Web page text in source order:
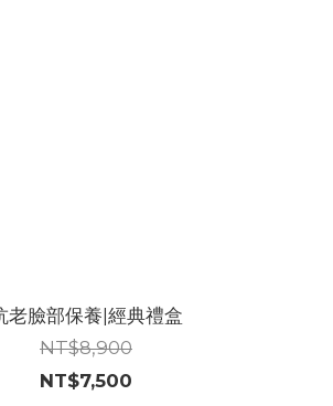
老臉部保養|經典禮盒
NT$8,900
NT$7,500